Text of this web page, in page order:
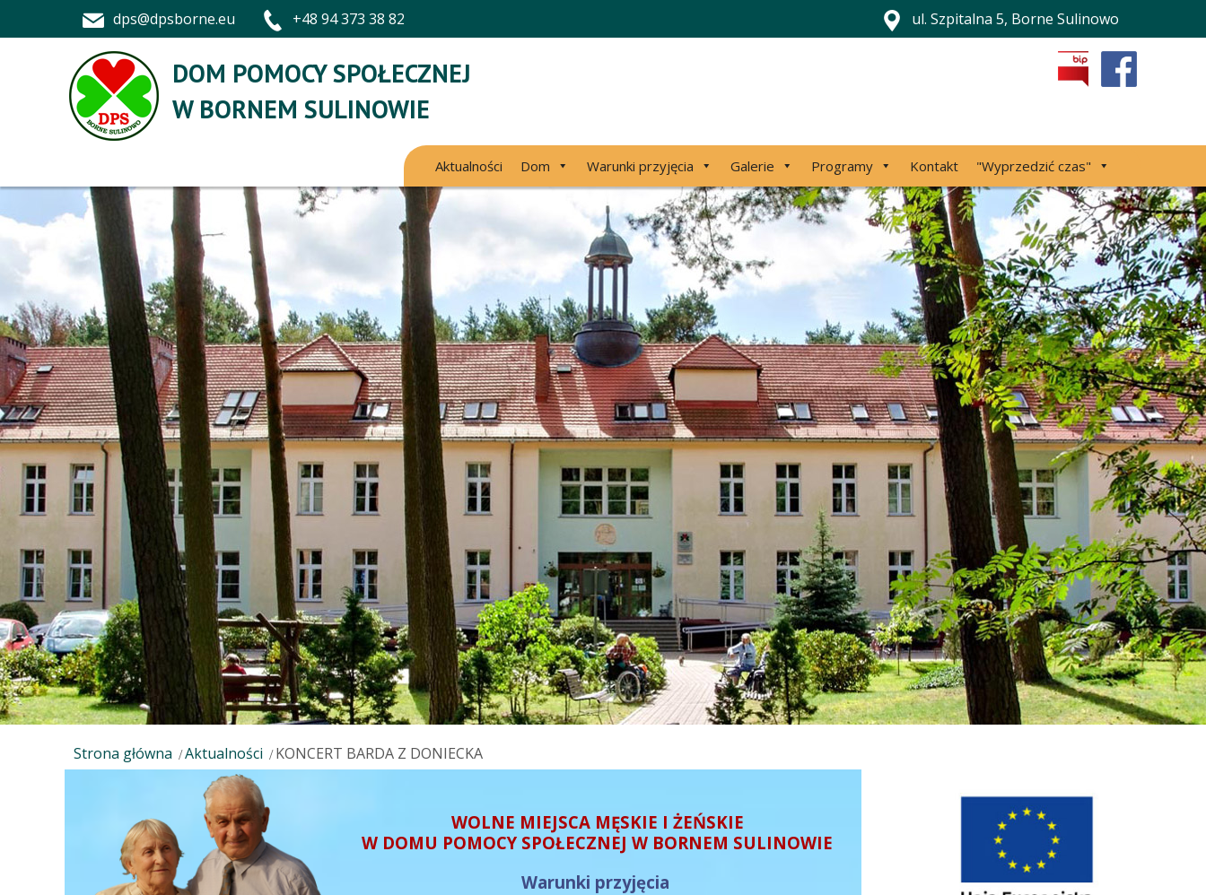
dps@dpsborne.eu +48 94 373 38 82 ul. Szpitalna 5, Borne Sulinowo
DOM POMOCY SPOŁECZNEJ
W BORNEM SULINOWIE
Aktualności Dom Warunki przyjęcia Galerie Programy Kontakt "Wyprzedzić czas"
Strona główna Aktualności KONCERT BARDA Z DONIECKA
WOLNE MIEJSCA MĘSKIE I ŻEŃSKIE
W DOMU POMOCY SPOŁECZNEJ W BORNEM SULINOWIE
Warunki przyjęcia